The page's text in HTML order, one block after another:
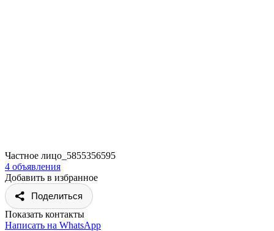
Частное лицо_5855356595
4 объявления
Добавить в избранное
Поделиться
Показать контакты
Написать на WhatsApp